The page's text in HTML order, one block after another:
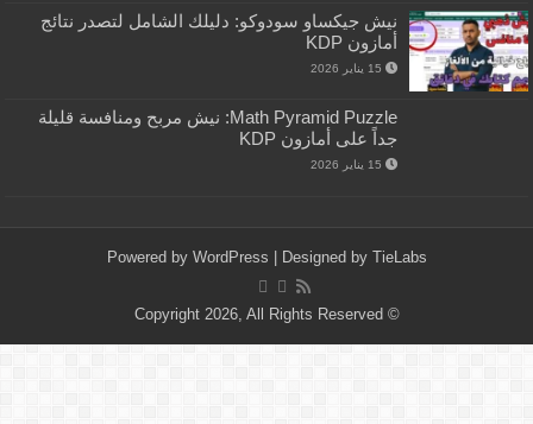
نيش جيكساو سودوكو: دليلك الشامل لتصدر نتائج
أمازون KDP
15 يناير 2026
Math Pyramid Puzzle: نيش مربح ومنافسة قليلة
جداً على أمازون KDP
15 يناير 2026
Powered by WordPress | Designed by TieLabs
© Copyright 2026, All Rights Reserved